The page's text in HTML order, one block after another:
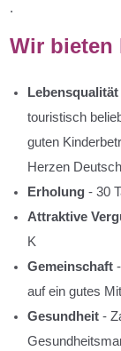
.
Wir bieten
Lebensqualität
touristisch
guten
Herzen
Erholung - 30
Attraktive
K
Gemeinschaft
auf ein gutes
Gesundheit -